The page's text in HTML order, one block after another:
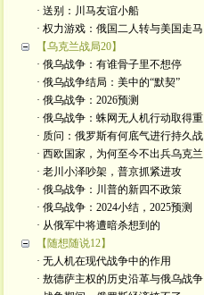
· 送别：川马友谊小船
· 权力游戏：俄国二人转与美国走马
【乌克兰战局20】
· 俄乌战争：有谁骨子里不想停
· 俄乌战争结局：美中的“默契”
· 俄乌战争：2026预测
· 俄乌战争：蛛网无人机行动取得重
· 质问：俄罗斯有何底气进行持久战
· 西欧国家，为何至今不出兵乌克兰
· 老川小泽吵架，普京抓紧进攻
· 俄乌战争：川普的新四不政策
· 俄乌战争：2024小结，2025预测
· 从俄军中将遭暗杀想到的
【随想随说12】
· 无人机在现代战争中的作用
· 敖德萨主权的历史沿革与俄乌战争